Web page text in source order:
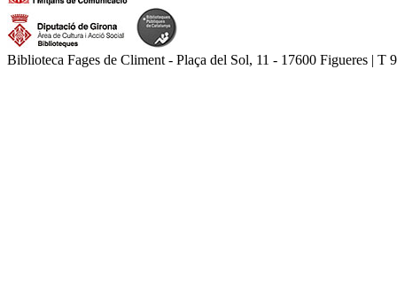
Biblioteca Fages de Climent - Plaça del Sol, 11 - 17600 Figueres |